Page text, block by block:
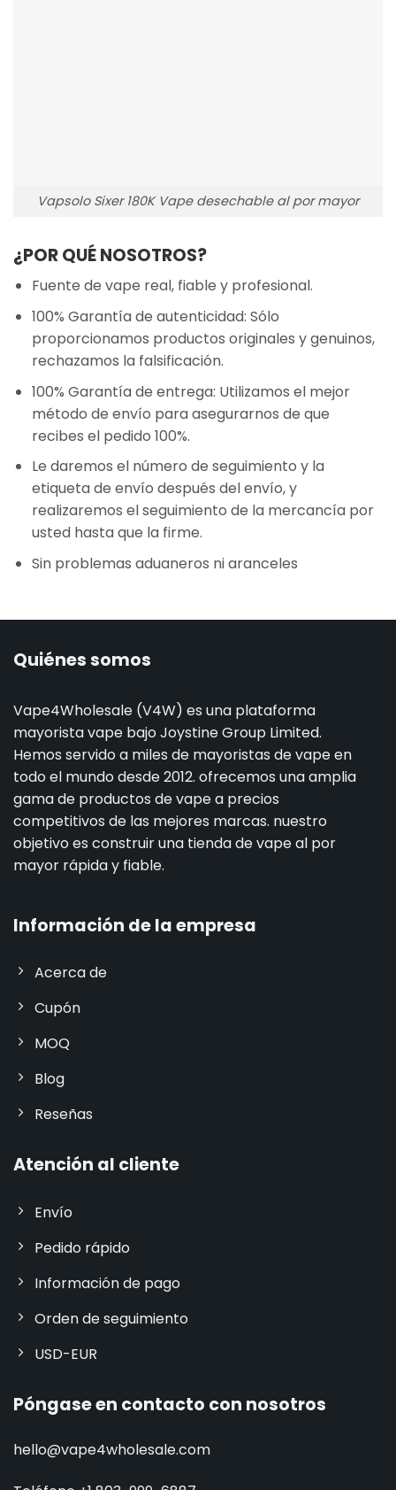
Vapsolo Sixer 180K Vape desechable al por mayor
¿POR QUÉ NOSOTROS?
Fuente de vape real, fiable y profesional.
100% Garantía de autenticidad: Sólo
proporcionamos productos originales y genuinos,
rechazamos la falsificación.
100% Garantía de entrega: Utilizamos el mejor
método de envío para asegurarnos de que
recibes el pedido 100%.
Le daremos el número de seguimiento y la
etiqueta de envío después del envío, y
realizaremos el seguimiento de la mercancía por
usted hasta que la firme.
Sin problemas aduaneros ni aranceles
Quiénes somos
Vape4Wholesale (V4W) es una plataforma
mayorista vape bajo Joystine Group Limited.
Hemos servido a miles de mayoristas de vape en
todo el mundo desde 2012. ofrecemos una amplia
gama de productos de vape a precios
competitivos de las mejores marcas. nuestro
objetivo es construir una tienda de vape al por
mayor rápida y fiable.
Información de la empresa
Acerca de
Cupón
MOQ
Blog
Reseñas
Atención al cliente
Envío
Pedido rápido
Información de pago
Orden de seguimiento
USD-EUR
Póngase en contacto con nosotros
hello@vape4wholesale.com